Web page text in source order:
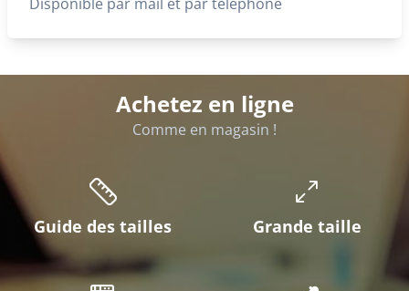
Achetez en ligne
Comme en magasin !
Guide des tailles Grande taille